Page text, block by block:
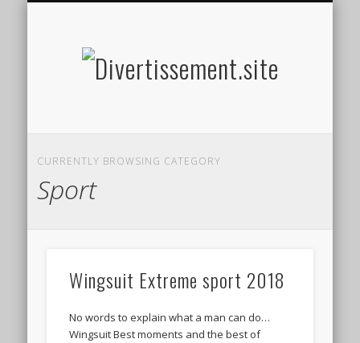
CURRENTLY BROWSING CATEGORY
Sport
Wingsuit Extreme sport 2018
No words to explain what a man can do…
Wingsuit Best moments and the best of